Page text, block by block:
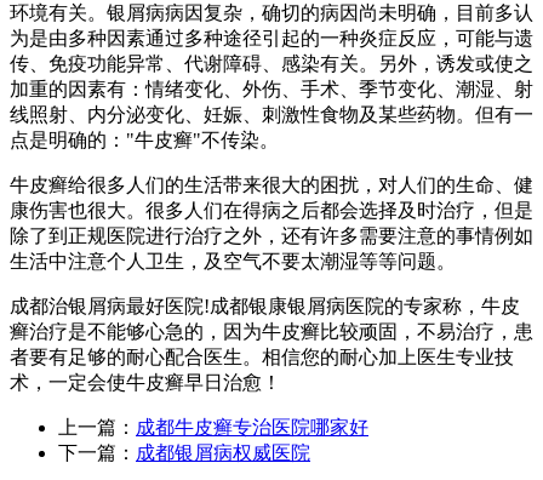
环境有关。银屑病病因复杂，确切的病因尚未明确，目前多认
为是由多种因素通过多种途径引起的一种炎症反应，可能与遗
传、免疫功能异常、代谢障碍、感染有关。另外，诱发或使之
加重的因素有：情绪变化、外伤、手术、季节变化、潮湿、射
线照射、内分泌变化、妊娠、刺激性食物及某些药物。但有一
点是明确的："牛皮癣"不传染。
牛皮癣给很多人们的生活带来很大的困扰，对人们的生命、健
康伤害也很大。很多人们在得病之后都会选择及时治疗，但是
除了到正规医院进行治疗之外，还有许多需要注意的事情例如
生活中注意个人卫生，及空气不要太潮湿等等问题。
成都治银屑病最好医院!成都银康银屑病医院的专家称，牛皮
癣治疗是不能够心急的，因为牛皮癣比较顽固，不易治疗，患
者要有足够的耐心配合医生。相信您的耐心加上医生专业技
术，一定会使牛皮癣早日治愈！
上一篇： 成都牛皮癣专治医院哪家好
下一篇： 成都银屑病权威医院